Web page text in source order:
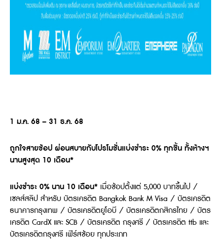
1 ม.ค. 68 – 31 ธ.ค. 68
ถูกใจสายช้อป ผ่อนสบายกับโปรโมชั่นแบ่งชำระ 0% ทุกชิ้น ทั้งห้างฯ
นานสูงสุด 10 เดือน*
แบ่งชำระ 0% นาน 10 เดือน* เมื่อช้อปตั้งแต่ 5,000 บาทขึ้นไป /
เซลส์สลิป สำหรับ บัตรเครดิต Bangkok Bank M Visa / บัตรเครดิต
ธนาคารกรุงเทพ / บัตรเครดิตยูโอบี / บัตรเครดิตกสิกรไทย / บัตร
เครดิต CardX และ SCB / บัตรเครดิต กรุงศรี / บัตรเครดิต ttb และ
บัตรเครดิตกรุงศรี เฟิร์สช้อย ทุกประเภท